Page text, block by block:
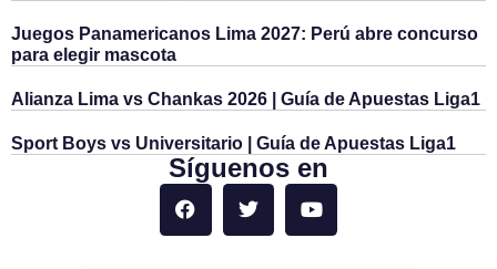
Juegos Panamericanos Lima 2027: Perú abre concurso
para elegir mascota
Alianza Lima vs Chankas 2026 | Guía de Apuestas Liga1
Sport Boys vs Universitario | Guía de Apuestas Liga1
Síguenos en